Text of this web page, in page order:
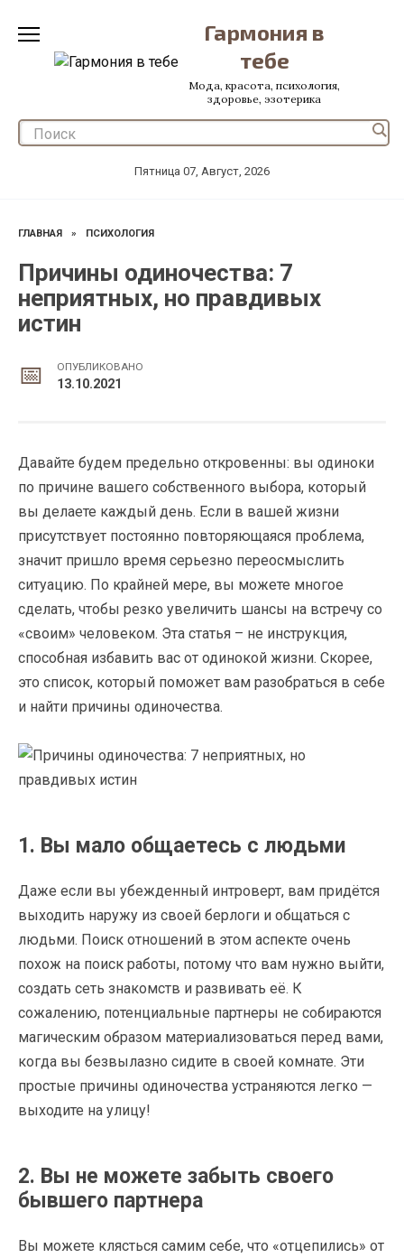
содержанию
Гармония в
тебе
Мода, красота, психология,
здоровье, эзотерика
Пятница 07, Август, 2026
ГЛАВНАЯ » ПСИХОЛОГИЯ
Причины одиночества: 7
неприятных, но правдивых
истин
ОПУБЛИКОВАНО
13.10.2021
Давайте будем предельно откровенны: вы одиноки
по причине вашего собственного выбора, который
вы делаете каждый день. Если в вашей жизни
присутствует постоянно повторяющаяся проблема,
значит пришло время серьезно переосмыслить
ситуацию. По крайней мере, вы можете многое
сделать, чтобы резко увеличить шансы на встречу со
«своим» человеком. Эта статья – не инструкция,
способная избавить вас от одинокой жизни. Скорее,
это список, который поможет вам разобраться в себе
и найти причины одиночества.
1. Вы мало общаетесь с людьми
Даже если вы убежденный интроверт, вам придётся
выходить наружу из своей берлоги и общаться с
людьми. Поиск отношений в этом аспекте очень
похож на поиск работы, потому что вам нужно выйти,
создать сеть знакомств и развивать её. К
сожалению, потенциальные партнеры не собираются
магическим образом материализоваться перед вами,
когда вы безвылазно сидите в своей комнате. Эти
простые причины одиночества устраняются легко —
выходите на улицу!
2. Вы не можете забыть своего
бывшего партнера
Вы можете клясться самим себе, что «отцепились» от